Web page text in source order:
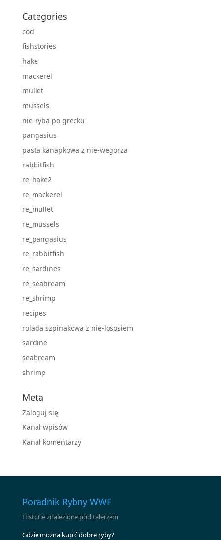
Categories
cod
fishstories
hake
mackerel
mullet
mussels
nie-ryba po grecku
pangasius
pasta kanapkowa z nie-wegorza
rabbitfish
re_hake2
re_mackerel
re_mullet
re_mussels
re_pangasius
re_rabbitfish
re_sardines
re_seabream
re_shrimp
recipes
rolada szpinakowa z nie-lososiem
sardine
seabream
shrimp
Meta
Zaloguj się
Kanał wpisów
Kanał komentarzy
Poradnik Rybny WWF
Historie znalezione pod talerzem
Gdzie można kupić dobre ryby?